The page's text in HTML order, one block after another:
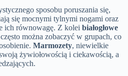
sposobu poruszania się,
się mocnymi tylnymi nogami oraz
ich równowagę. Z kolei białogłowe
można zobaczyć w grupach, co
Marmozety, niewielkie
żywiołowością i ciekawością, a